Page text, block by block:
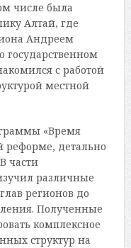
числе была
Алтай, где
Андреем
государственном
с работой
местной
«Время
реформе, детально
части
различные
регионов до
Полученные
комплексное
структур на